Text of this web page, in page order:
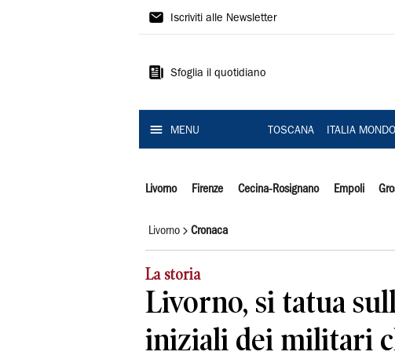
Il
Iscriviti alle Newsletter
Sfoglia il quotidiano
MENU TOSCANA ITALIA MONDO
Livorno Firenze Cecina-Rosignano Empoli
Livorno Cronaca
La storia
Livorno, si tatua
iniziali dei militari